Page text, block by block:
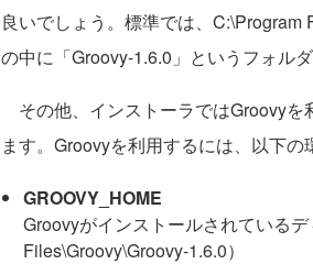
良いでしょう。標準では、
の中に「Groovy-1.6.0」というフォル
その他、インストーラではGroovyを
ます。Groovyを利用するには、以下の
GROOVY_HOME
Groovyがインストールされている
Files\Groovy\Groovy-1.6.0）